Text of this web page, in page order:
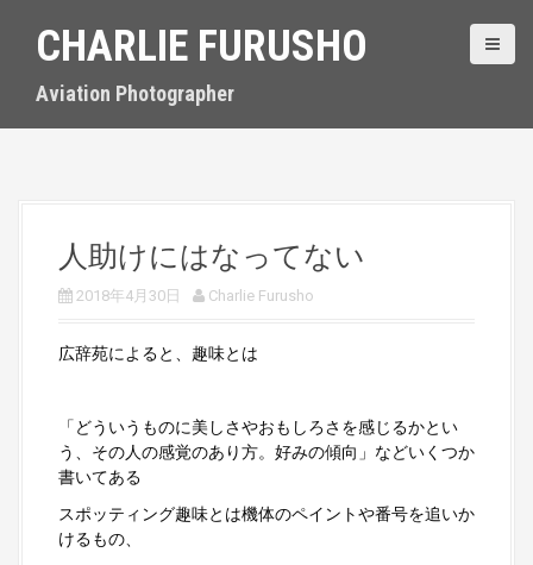
CHARLIE FURUSHO
Aviation Photographer
人助けにはなってない
2018年4月30日 Charlie Furusho
広辞苑によると、趣味とは
「どういうものに美しさやおもしろさを感じるかとい
う、その人の感覚のあり方。好みの傾向」などいくつか
書いてある
スポッティング趣味とは機体のペイントや番号を追いか
けるもの、